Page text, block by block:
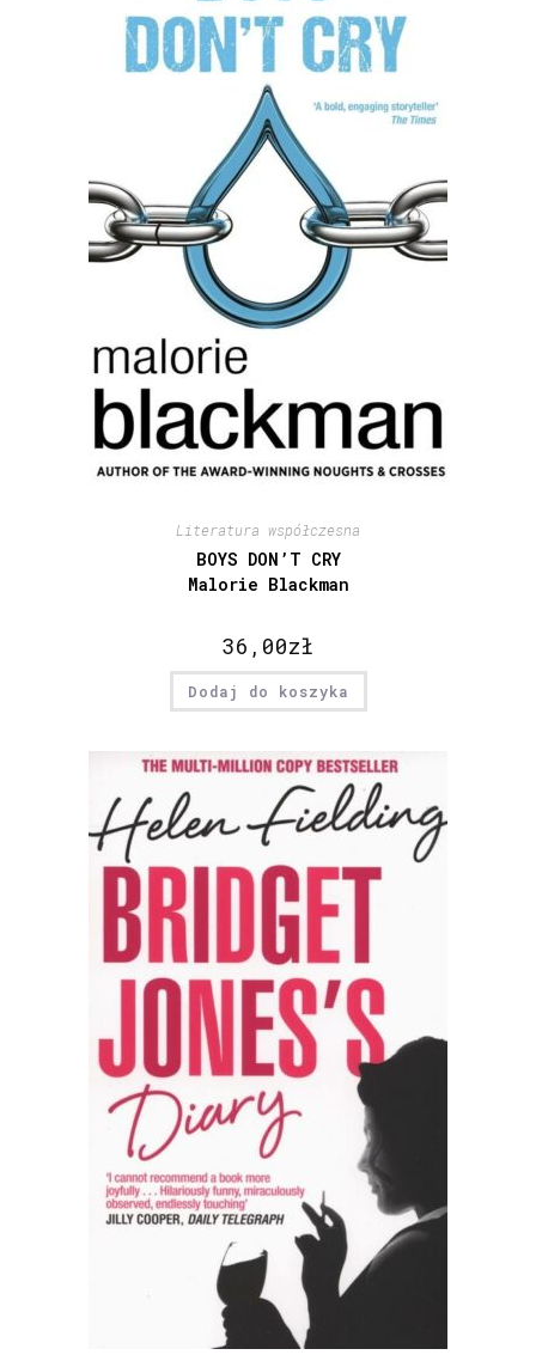
Literatura współczesna
BOYS DON’T CRY
Malorie Blackman
36,00zł
Dodaj do koszyka